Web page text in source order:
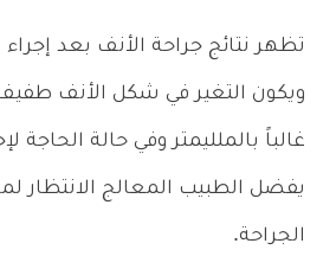
تظهر نتائج جراحة الأنف بعد إجراء
ويكون التغير في شكل الأنف
غالباً بالملليمتر وفي حالة الحاجة
يفضل الطبيب المعالج الانتظار
الجراحة.